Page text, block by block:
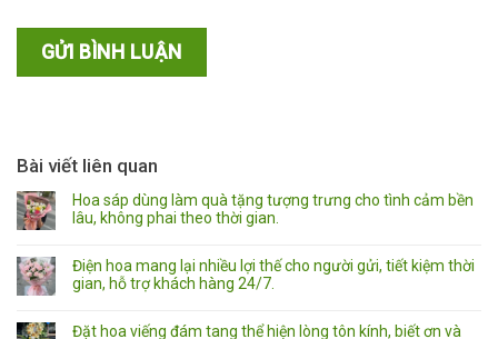
Bài viết liên quan
Hoa sáp dùng làm quà tặng tượng trưng cho tình cảm bền
lâu, không phai theo thời gian.
Điện hoa mang lại nhiều lợi thế cho người gửi, tiết kiệm thời
gian, hỗ trợ khách hàng 24/7.
Đặt hoa viếng đám tang thể hiện lòng tôn kính, biết ơn và